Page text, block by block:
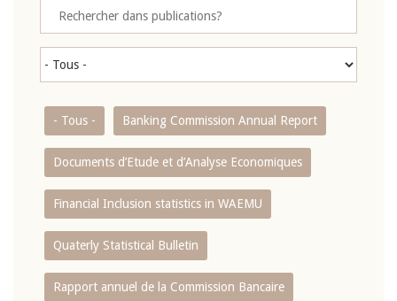
- Tous - Banking Commission Annual Report
Documents d’Etude et d’Analyse Economiques
Financial Inclusion statistics in WAEMU
Quaterly Statistical Bulletin
Rapport annuel de la Commission Bancaire